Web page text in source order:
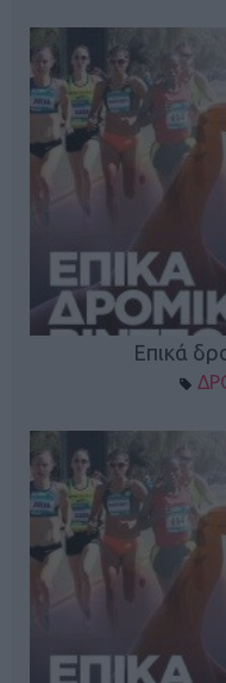
Επικά